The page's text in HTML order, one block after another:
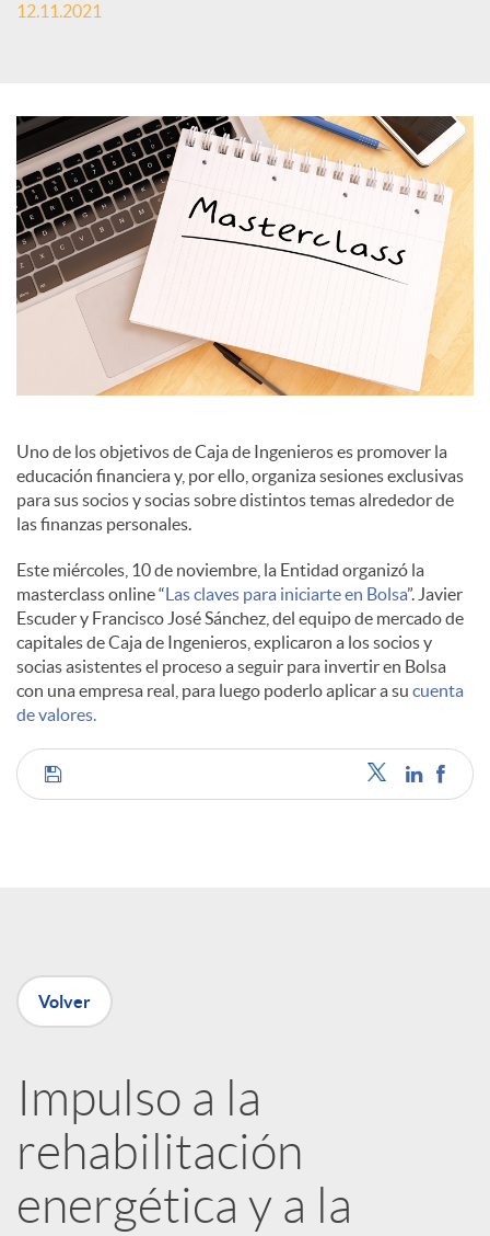
s
S
o
c
i
a
l
e
s
12.11.2021
Uno de los objetivos de Caja de Ingenieros es promover la
educación financiera y, por ello, organiza sesiones exclusivas
para sus socios y socias sobre distintos temas alrededor de
las finanzas personales.
Este miércoles, 10 de noviembre, la Entidad organizó la
masterclass online “Las claves para iniciarte en Bolsa”. Javier
Escuder y Francisco José Sánchez, del equipo de mercado de
capitales de Caja de Ingenieros, explicaron a los socios y
socias asistentes el proceso a seguir para invertir en Bolsa
con una empresa real, para luego poderlo aplicar a su cuenta
de valores.
C
p
a
r
Volver
Impulso a la
rehabilitación
energética y a la